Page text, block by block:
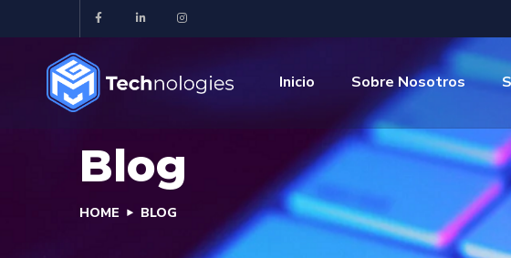
Inicio Sobre Nosotros
Blog
HOME BLOG